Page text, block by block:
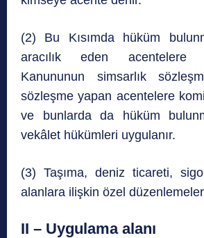
(2) Bu Kısımda hüküm
aracılık eden acentelere
Kanununun simsarlık
sözleşme yapan acentelere
ve bunlarda da hüküm
vekâlet hükümleri uygulanır.
(3) Taşıma, deniz ticareti,
alanlara ilişkin özel düzenlemeler
II – Uygulama alanı